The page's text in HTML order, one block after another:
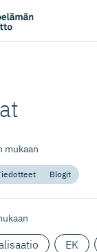
mukaan
Blogit
EK